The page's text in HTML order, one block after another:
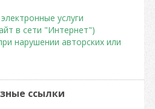
услуги
в сети "Интернет")
нарушении авторских или
ссылки